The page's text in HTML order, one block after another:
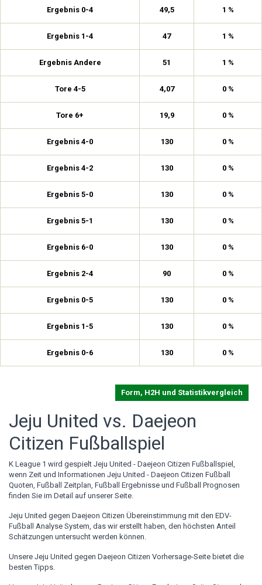
Ergebnis 0-4 49,5 1 %
Ergebnis 1-4 47 1 %
Ergebnis Andere 51 1 %
Tore 4-5 4,07 0 %
Tore 6+ 19,9 0 %
Ergebnis 4-0 130 0 %
Ergebnis 4-2 130 0 %
Ergebnis 5-0 130 0 %
Ergebnis 5-1 130 0 %
Ergebnis 6-0 130 0 %
Ergebnis 2-4 90 0 %
Ergebnis 0-5 130 0 %
Ergebnis 1-5 130 0 %
Ergebnis 0-6 130 0 %
Form, H2H und Statistikvergleich
Jeju United vs. Daejeon
Citizen Fußballspiel
K League 1 wird gespielt Jeju United - Daejeon Citizen Fußballspiel,
wenn Zeit und Informationen Jeju United - Daejeon Citizen Fußball
Quoten, Fußball Zeitplan, Fußball Ergebnisse und Fußball Prognosen
finden Sie im Detail auf unserer Seite.
Jeju United gegen Daejeon Citizen Übereinstimmung mit den EDV-
Fußball Analyse System, das wir erstellt haben, den höchsten Anteil
Schätzungen untersucht werden können.
Unsere Jeju United gegen Daejeon Citizen Vorhersage-Seite bietet die
besten Tipps.